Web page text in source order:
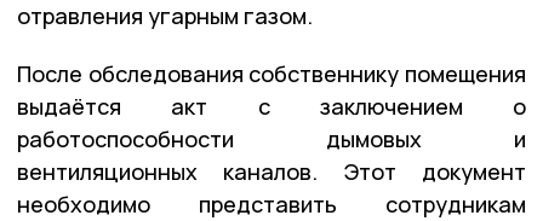
отравления угарным газом.
После обследования собственнику помещения
выдаётся акт с заключением о
работоспособности дымовых и
вентиляционных каналов. Этот документ
необходимо представить сотрудникам